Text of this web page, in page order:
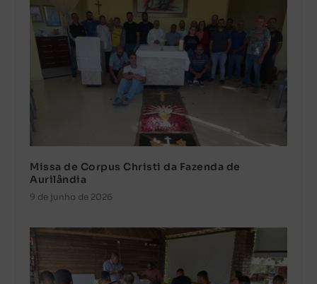
Missa de Corpus Christi da Fazenda de
Aurilândia
9 de junho de 2026